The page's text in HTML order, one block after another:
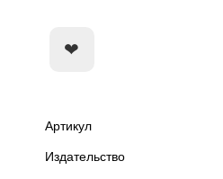
Артикул
Издательство